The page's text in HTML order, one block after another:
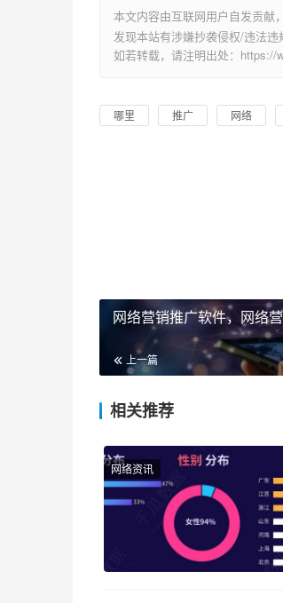
本文内容由互联网用户自发贡献
发现本站有涉嫌抄袭侵权/违法
如若转载，请注明出处：https://
哪里 推广 网络
网络营销推广软件，网络
上一篇
相关推荐
网络资讯